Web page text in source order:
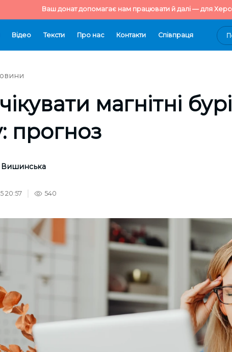
Ваш донат допомагає нам працювати й далі — для
Відео Тексти Про нас Контакти Cпівпраця
магнітні
прогноз
Вишинська
20:57 540